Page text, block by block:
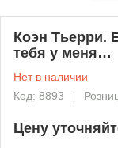
Коэн Тьерри.
тебя у меня…
Нет в наличии
Код: 8893
Цену